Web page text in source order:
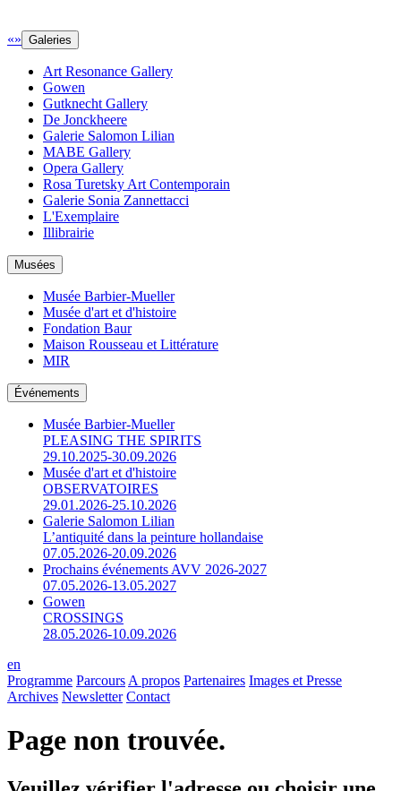
«» Galeries
Art Resonance Gallery
Gowen
Gutknecht Gallery
De Jonckheere
Galerie Salomon Lilian
MABE Gallery
Opera Gallery
Rosa Turetsky Art Contemporain
Galerie Sonia Zannettacci
L'Exemplaire
Illibrairie
Musées
Musée Barbier-Mueller
Musée d'art et d'histoire
Fondation Baur
Maison Rousseau et Littérature
MIR
Événements
Musée Barbier-Mueller
PLEASING THE SPIRITS
29.10.2025-30.09.2026
Musée d'art et d'histoire
OBSERVATOIRES
29.01.2026-25.10.2026
Galerie Salomon Lilian
L’antiquité dans la peinture hollandaise
07.05.2026-20.09.2026
Prochains événements AVV 2026-2027
07.05.2026-13.05.2027
Gowen
CROSSINGS
28.05.2026-10.09.2026
en
Programme Parcours A propos Partenaires Images et Presse
Archives Newsletter Contact
Page non trouvée.